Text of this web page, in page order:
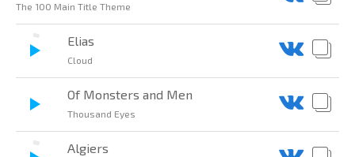
The 100 Main Title Theme
Elias
Cloud
Of Monsters and Men
Thousand Eyes
Algiers